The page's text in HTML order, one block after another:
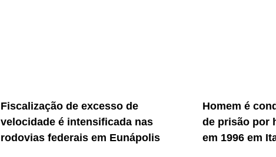
Fiscalização de excesso de
velocidade é intensificada nas
rodovias federais em Eunápolis
Homem é
de prisão por
em 1996 em